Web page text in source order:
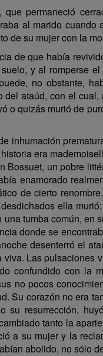
permaneció
al marido
de su mujer con la
de que había
y al romperse
no obstante,
ataúd, con el
o quizás murió de
inhumación
era
Bossuet, un pobre
enamorado
de cierto
ella
tumba común,
donde se
desenterró el
Las
confundido con
no pocos
Su corazón no era
su resurrección,
tanto la
a su mujer y la
abolido, no sólo